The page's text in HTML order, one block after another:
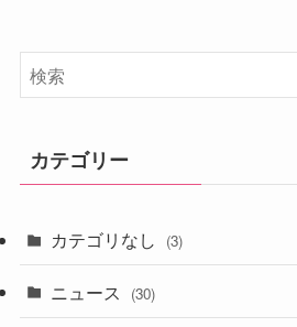
カテゴリー
カテゴリなし (3)
ニュース (30)